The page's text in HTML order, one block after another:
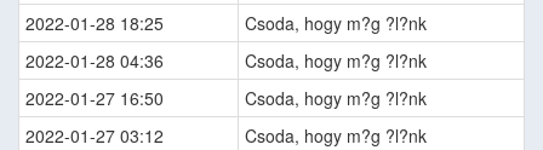
2022-01-28 18:25
Csoda, hogy m?g ?l?nk
2022-01-28 04:36
Csoda, hogy m?g ?l?nk
2022-01-27 16:50
Csoda, hogy m?g ?l?nk
2022-01-27 03:12
Csoda, hogy m?g ?l?nk